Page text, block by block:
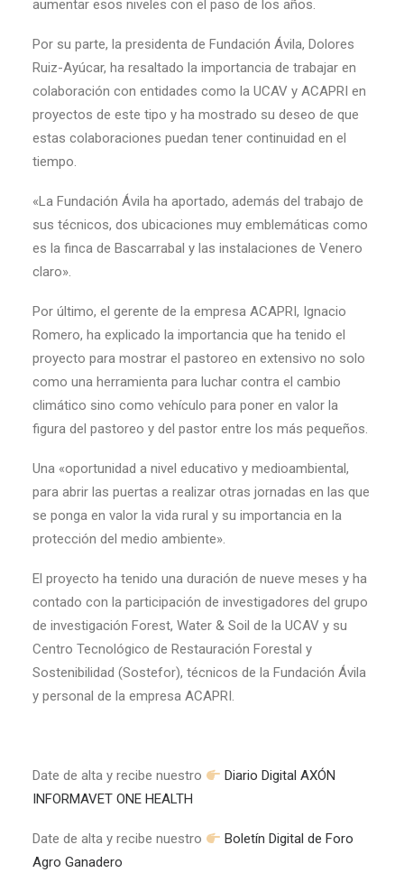
aumentar esos niveles con el paso de los años.
Por su parte, la presidenta de Fundación Ávila, Dolores
Ruiz-Ayúcar, ha resaltado la importancia de trabajar en
colaboración con entidades como la UCAV y ACAPRI en
proyectos de este tipo y ha mostrado su deseo de que
estas colaboraciones puedan tener continuidad en el
tiempo.
«La Fundación Ávila ha aportado, además del trabajo de
sus técnicos, dos ubicaciones muy emblemáticas como
es la finca de Bascarrabal y las instalaciones de Venero
claro».
Por último, el gerente de la empresa ACAPRI, Ignacio
Romero, ha explicado la importancia que ha tenido el
proyecto para mostrar el pastoreo en extensivo no solo
como una herramienta para luchar contra el cambio
climático sino como vehículo para poner en valor la
figura del pastoreo y del pastor entre los más pequeños.
Una «oportunidad a nivel educativo y medioambiental,
para abrir las puertas a realizar otras jornadas en las que
se ponga en valor la vida rural y su importancia en la
protección del medio ambiente».
El proyecto ha tenido una duración de nueve meses y ha
contado con la participación de investigadores del grupo
de investigación Forest, Water & Soil de la UCAV y su
Centro Tecnológico de Restauración Forestal y
Sostenibilidad (Sostefor), técnicos de la Fundación Ávila
y personal de la empresa ACAPRI.
Date de alta y recibe nuestro
Diario Digital AXÓN
INFORMAVET ONE HEALTH
Date de alta y recibe nuestro
Boletín Digital de Foro
Agro Ganadero